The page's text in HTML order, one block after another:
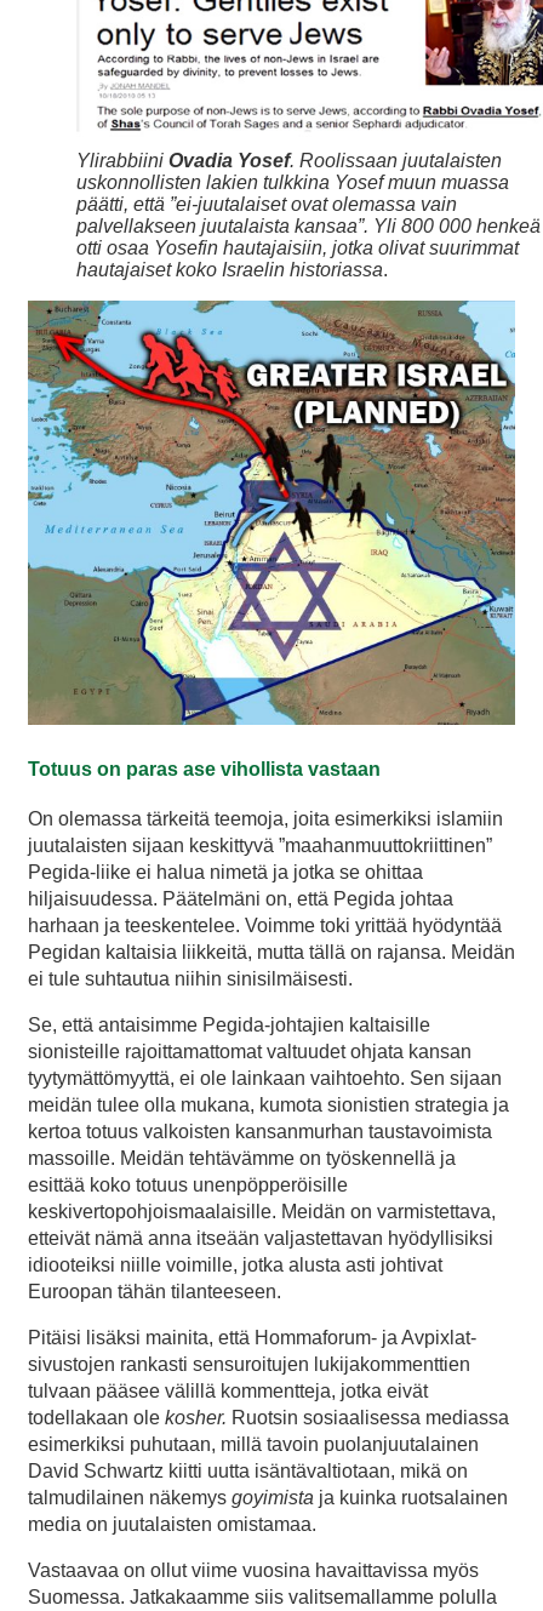
Ylirabbiini Ovadia Yosef. Roolissaan juutalaisten
uskonnollisten lakien tulkkina Yosef muun muassa
päätti, että ”ei-juutalaiset ovat olemassa vain
palvellakseen juutalaista kansaa”. Yli 800 000 henkeä
otti osaa Yosefin hautajaisiin, jotka olivat suurimmat
hautajaiset koko Israelin historiassa.
Totuus on paras ase vihollista vastaan
On olemassa tärkeitä teemoja, joita esimerkiksi islamiin
juutalaisten sijaan keskittyvä ”maahanmuuttokriittinen”
Pegida-liike ei halua nimetä ja jotka se ohittaa
hiljaisuudessa. Päätelmäni on, että Pegida johtaa
harhaan ja teeskentelee. Voimme toki yrittää hyödyntää
Pegidan kaltaisia liikkeitä, mutta tällä on rajansa. Meidän
ei tule suhtautua niihin sinisilmäisesti.
Se, että antaisimme Pegida-johtajien kaltaisille
sionisteille rajoittamattomat valtuudet ohjata kansan
tyytymättömyyttä, ei ole lainkaan vaihtoehto. Sen sijaan
meidän tulee olla mukana, kumota sionistien strategia ja
kertoa totuus valkoisten kansanmurhan taustavoimista
massoille. Meidän tehtävämme on työskennellä ja
esittää koko totuus unenpöpperöisille
keskivertopohjoismaalaisille. Meidän on varmistettava,
etteivät nämä anna itseään valjastettavan hyödyllisiksi
idiooteiksi niille voimille, jotka alusta asti johtivat
Euroopan tähän tilanteeseen.
Pitäisi lisäksi mainita, että Hommaforum- ja Avpixlat-
sivustojen rankasti sensuroitujen lukijakommenttien
tulvaan pääsee välillä kommentteja, jotka eivät
todellakaan ole kosher. Ruotsin sosiaalisessa mediassa
esimerkiksi puhutaan, millä tavoin puolanjuutalainen
David Schwartz kiitti uutta isäntävaltiotaan, mikä on
talmudilainen näkemys goyimista ja kuinka ruotsalainen
media on juutalaisten omistamaa.
Vastaavaa on ollut viime vuosina havaittavissa myös
Suomessa. Jatkakaamme siis valitsemallamme polulla